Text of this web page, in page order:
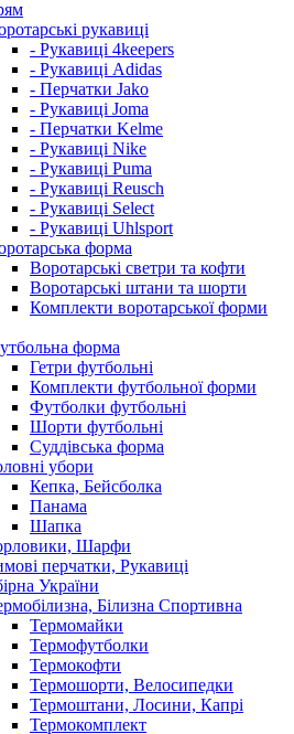
рукавиці
- Рукавиці 4keepers
- Рукавиці Adidas
- Перчатки Jako
- Рукавиці Joma
- Перчатки Kelme
- Рукавиці Nike
- Рукавиці Puma
- Рукавиці Reusch
- Рукавиці Select
- Рукавиці Uhlsport
форма
Воротарські светри та кофти
Воротарські штани та шорти
Комплекти воротарської форми
форма
Гетри футбольні
Комплекти футбольної форми
Футболки футбольні
Шорти футбольні
Суддівська форма
убори
Кепка, Бейсболка
Панама
Шапка
Шарфи
перчатки, Рукавиці
України
Білизна Спортивна
Термомайки
Термофутболки
Термокофти
Термошорти, Велосипедки
Термоштани, Лосини, Капрі
Термокомплект